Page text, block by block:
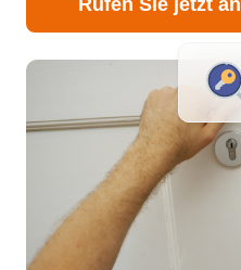
Rufen Sie jetzt an